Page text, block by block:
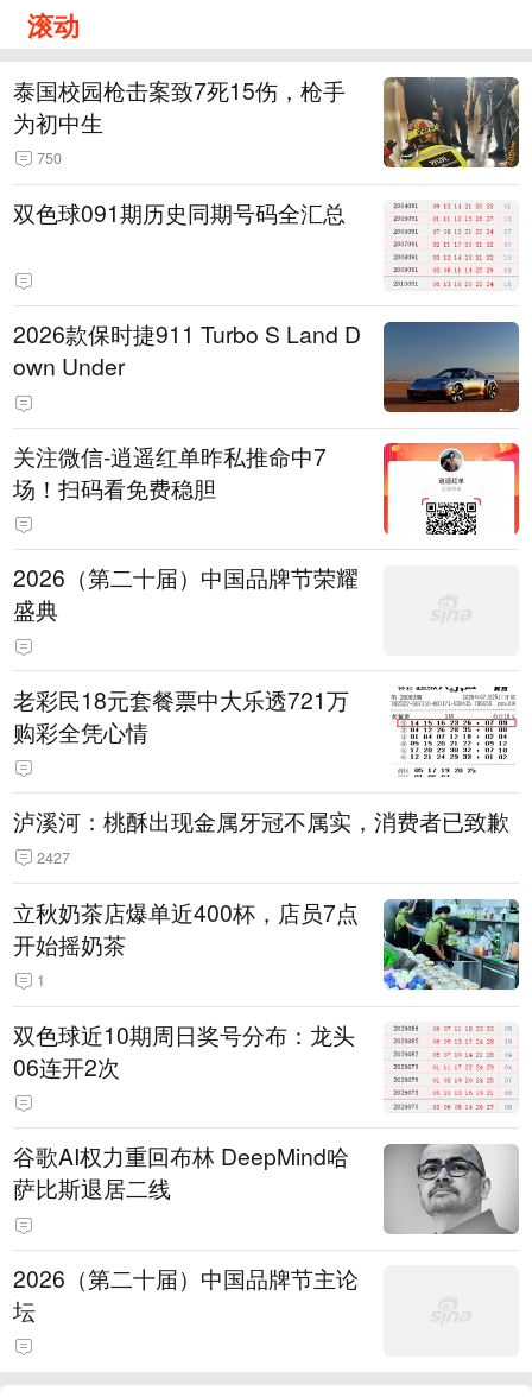
滚动
泰国校园枪击案致7死15伤，枪手
为初中生
750
双色球091期历史同期号码全汇总
2026款保时捷911 Turbo S Land D
own Under
关注微信-逍遥红单昨私推命中7
场！扫码看免费稳胆
2026（第二十届）中国品牌节荣耀
盛典
老彩民18元套餐票中大乐透721万
购彩全凭心情
泸溪河：桃酥出现金属牙冠不属实，消费者已致歉
2427
立秋奶茶店爆单近400杯，店员7点
开始摇奶茶
1
双色球近10期周日奖号分布：龙头
06连开2次
谷歌AI权力重回布林 DeepMind哈
萨比斯退居二线
2026（第二十届）中国品牌节主论
坛